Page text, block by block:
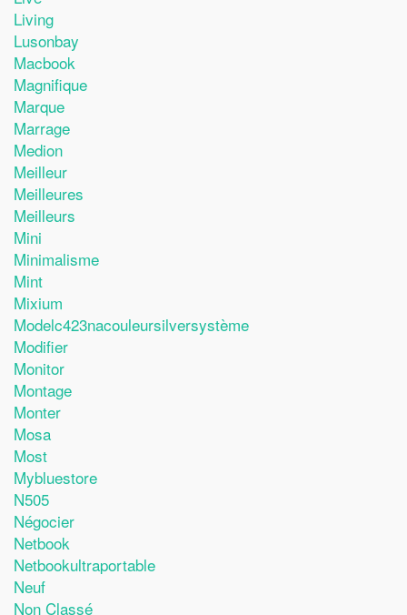
Living
Lusonbay
Macbook
Magnifique
Marque
Marrage
Medion
Meilleur
Meilleures
Meilleurs
Mini
Minimalisme
Mint
Mixium
Modelc423nacouleursilversystème
Modifier
Monitor
Montage
Monter
Mosa
Most
Mybluestore
N505
Négocier
Netbook
Netbookultraportable
Neuf
Non Classé